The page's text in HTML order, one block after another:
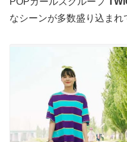
なシーンが多数盛り込まれ